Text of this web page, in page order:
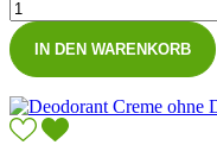
IN DEN WARENKORB